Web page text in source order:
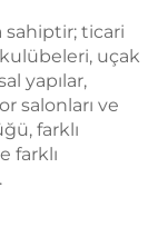
sahiptir; ticari
uçak
yapılar,
salonları ve
farklı
farklı